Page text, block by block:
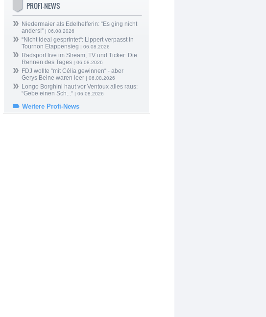
PROFI-NEWS
Niedermaier als Edelhelferin: “Es ging nicht
anders!“ | 06.08.2026
“Nicht ideal gesprintet“: Lippert verpasst in
Tournon Etappensieg | 06.08.2026
Radsport live im Stream, TV und Ticker: Die
Rennen des Tages | 06.08.2026
FDJ wollte “mit Célia gewinnen“ - aber
Gerys Beine waren leer | 06.08.2026
Longo Borghini haut vor Ventoux alles raus:
“Gebe einen Sch...“ | 06.08.2026
Weitere Profi-News